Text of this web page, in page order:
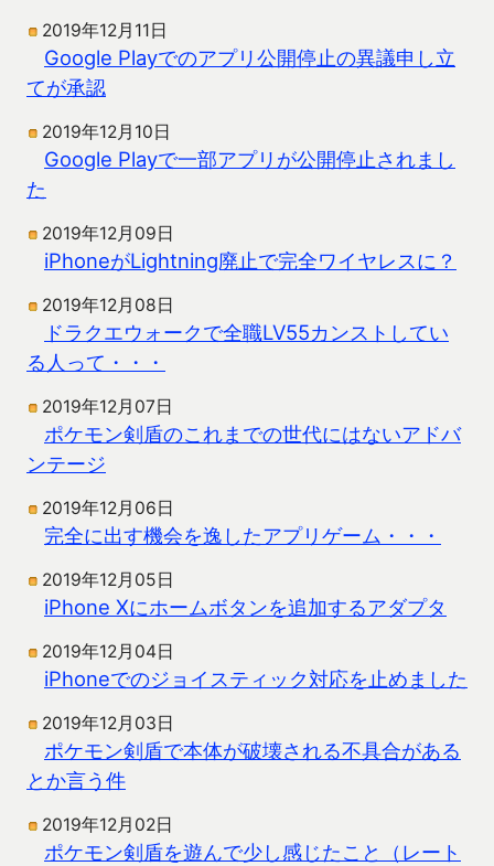
2019年12月11日
Google Playでのアプリ公開停止の異議申し立
てが承認
2019年12月10日
Google Playで一部アプリが公開停止されまし
た
2019年12月09日
iPhoneがLightning廃止で完全ワイヤレスに？
2019年12月08日
ドラクエウォークで全職LV55カンストしてい
る人って・・・
2019年12月07日
ポケモン剣盾のこれまでの世代にはないアドバ
ンテージ
2019年12月06日
完全に出す機会を逸したアプリゲーム・・・
2019年12月05日
iPhone Xにホームボタンを追加するアダプタ
2019年12月04日
iPhoneでのジョイスティック対応を止めました
2019年12月03日
ポケモン剣盾で本体が破壊される不具合がある
とか言う件
2019年12月02日
ポケモン剣盾を遊んで少し感じたこと（レート